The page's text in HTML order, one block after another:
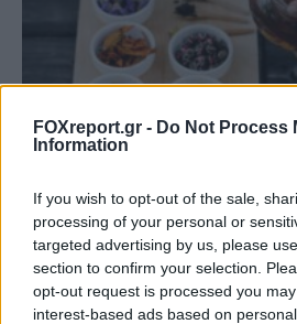
FOXreport.gr - Do Not Process
Information
If you wish to opt-out of the sale,
processing of your personal or
targeted advertising by us, please
section to confirm your selection.
opt-out request is processed you
interest-based ads based on
Τα 5 γιατροσόφια της
βοηθήσουν στον
κρυολόγημα και την